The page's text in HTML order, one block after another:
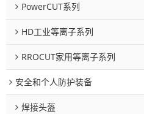
PowerCUT系列
HD工业等离子系列
RROCUT家用等离子系列
安全和个人防护装备
焊接头盔